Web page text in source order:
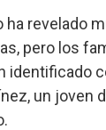
ha revelado
pero los
identificado
un joven